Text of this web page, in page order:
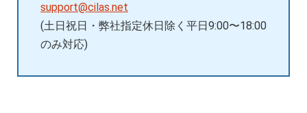
support@cilas.net
(土日祝日・弊社指定休日除く平日9:00〜18:00
のみ対応)